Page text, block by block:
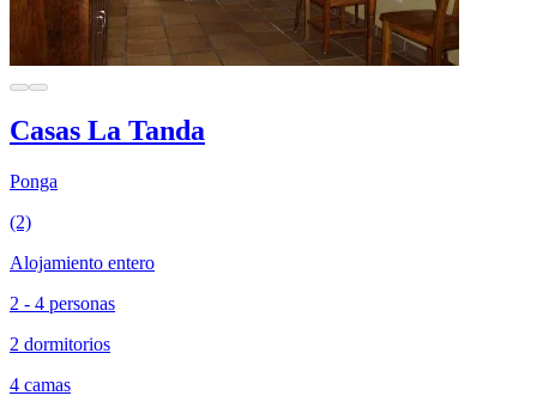
Casas La Tanda
Ponga
(2)
Alojamiento entero
2 - 4 personas
2 dormitorios
4 camas